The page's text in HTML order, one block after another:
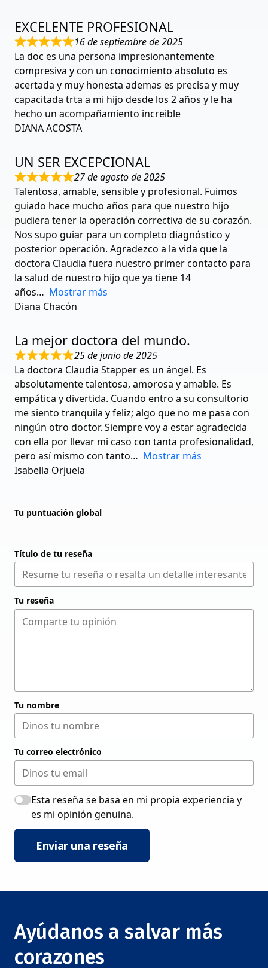
EXCELENTE PROFESIONAL
16 de septiembre de 2025
La doc es una persona impresionantemente
compresiva y con un conocimiento absoluto es
acertada y muy honesta ademas es precisa y muy
capacitada trta a mi hijo desde los 2 años y le ha
hecho un acompañamiento increible
DIANA ACOSTA
UN SER EXCEPCIONAL
27 de agosto de 2025
Talentosa, amable, sensible y profesional. Fuimos
guiado hace mucho años para que nuestro hijo
pudiera tener la operación correctiva de su corazón.
Nos supo guiar para un completo diagnóstico y
posterior operación. Agradezco a la vida que la
doctora Claudia fuera nuestro primer contacto para
la salud de nuestro hijo que ya tiene 14
años
Mostrar más
Diana Chacón
La mejor doctora del mundo.
25 de junio de 2025
La doctora Claudia Stapper es un ángel. Es
absolutamente talentosa, amorosa y amable. Es
empática y divertida. Cuando entro a su consultorio
me siento tranquila y feliz; algo que no me pasa con
ningún otro doctor. Siempre voy a estar agradecida
con ella por llevar mi caso con tanta profesionalidad,
pero así mismo con tanto
Mostrar más
Isabella Orjuela
Tu puntuación global
Título de tu reseña
Tu reseña
Tu nombre
Tu correo electrónico
Esta reseña se basa en mi propia experiencia y
es mi opinión genuina.
Enviar una reseña
Ayúdanos a salvar más
corazones